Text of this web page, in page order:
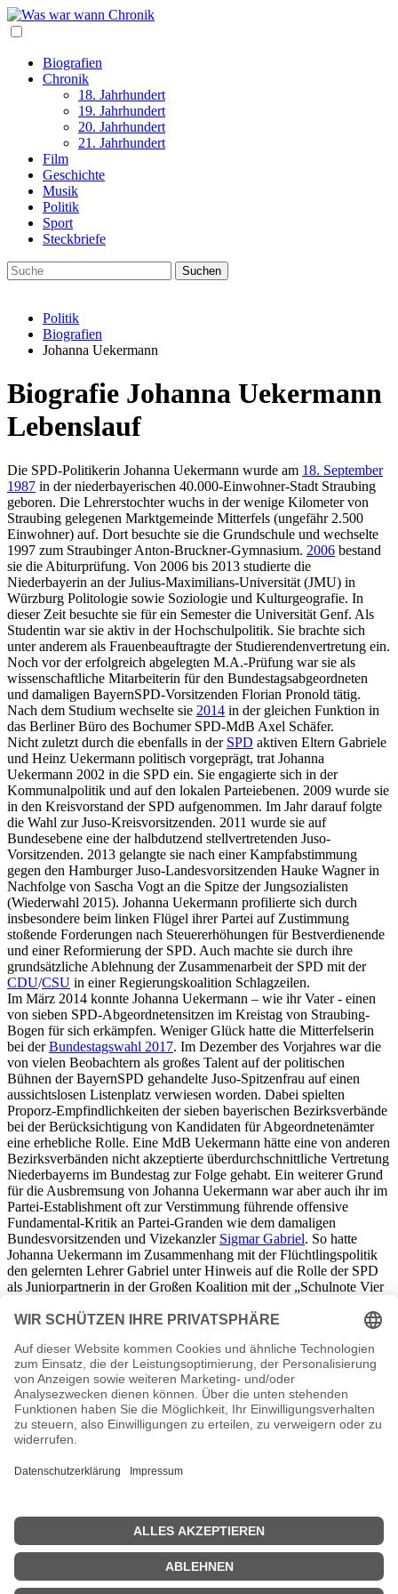
Biografien
Chronik
18. Jahrhundert
19. Jahrhundert
20. Jahrhundert
21. Jahrhundert
Film
Geschichte
Musik
Politik
Sport
Steckbriefe
Politik
Biografien
Johanna Uekermann
Biografie Johanna Uekermann
Lebenslauf
Die SPD-Politikerin Johanna Uekermann wurde am 18. September
1987 in der niederbayerischen 40.000-Einwohner-Stadt Straubing
geboren. Die Lehrerstochter wuchs in der wenige Kilometer von
Straubing gelegenen Marktgemeinde Mitterfels (ungefähr 2.500
Einwohner) auf. Dort besuchte sie die Grundschule und wechselte
1997 zum Straubinger Anton-Bruckner-Gymnasium. 2006 bestand
sie die Abiturprüfung. Von 2006 bis 2013 studierte die
Niederbayerin an der Julius-Maximilians-Universität (JMU) in
Würzburg Politologie sowie Soziologie und Kulturgeografie. In
dieser Zeit besuchte sie für ein Semester die Universität Genf. Als
Studentin war sie aktiv in der Hochschulpolitik. Sie brachte sich
unter anderem als Frauenbeauftragte der Studierendenvertretung ein.
Noch vor der erfolgreich abgelegten M.A.-Prüfung war sie als
wissenschaftliche Mitarbeiterin für den Bundestagsabgeordneten
und damaligen BayernSPD-Vorsitzenden Florian Pronold tätig.
Nach dem Studium wechselte sie 2014 in der gleichen Funktion in
das Berliner Büro des Bochumer SPD-MdB Axel Schäfer.
Nicht zuletzt durch die ebenfalls in der SPD aktiven Eltern Gabriele
und Heinz Uekermann politisch vorgeprägt, trat Johanna
Uekermann 2002 in die SPD ein. Sie engagierte sich in der
Kommunalpolitik und auf den lokalen Parteiebenen. 2009 wurde sie
in den Kreisvorstand der SPD aufgenommen. Im Jahr darauf folgte
die Wahl zur Juso-Kreisvorsitzenden. 2011 wurde sie auf
Bundesebene eine der halbdutzend stellvertretenden Juso-
Vorsitzenden. 2013 gelangte sie nach einer Kampfabstimmung
gegen den Hamburger Juso-Landesvorsitzenden Hauke Wagner in
Nachfolge von Sascha Vogt an die Spitze der Jungsozialisten
(Wiederwahl 2015). Johanna Uekermann profilierte sich durch
insbesondere beim linken Flügel ihrer Partei auf Zustimmung
stoßende Forderungen nach Steuererhöhungen für Bestverdienende
und einer Reformierung der SPD. Auch machte sie durch ihre
grundsätzliche Ablehnung der Zusammenarbeit der SPD mit der
CDU/CSU in einer Regierungskoalition Schlagzeilen.
Im März 2014 konnte Johanna Uekermann – wie ihr Vater - einen
von sieben SPD-Abgeordnetensitzen im Kreistag von Straubing-
Bogen für sich erkämpfen. Weniger Glück hatte die Mitterfelserin
bei derBundestagswahl 2017. Im Dezember des Vorjahres war die
von vielen Beobachtern als großes Talent auf der politischen
Bühnen der BayernSPD gehandelte Juso-Spitzenfrau auf einen
aussichtslosen Listenplatz verwiesen worden. Dabei spielten
Proporz-Empfindlichkeiten der sieben bayerischen Bezirksverbände
bei der Berücksichtigung von Kandidaten für Abgeordnetenämter
eine erhebliche Rolle. Eine MdB Uekermann hätte eine von anderen
Bezirksverbänden nicht akzeptierte überdurchschnittliche Vertretung
Niederbayerns im Bundestag zur Folge gehabt. Ein weiterer Grund
für die Ausbremsung von Johanna Uekermann war aber auch ihr im
Partei-Establishment oft zur Verstimmung führende offensive
Fundamental-Kritik an Partei-Granden wie dem damaligen
Bundesvorsitzenden und Vizekanzler Sigmar Gabriel. So hatte
Johanna Uekermann im Zusammenhang mit der Flüchtlingspolitik
den gelernten Lehrer Gabriel unter Hinweis auf die Rolle der SPD
als Juniorpartnerin in der Großen Koalition mit der „Schulnote Vier
Johanna Uekermann, die im Mai 2017zur Vize-Vorsitzenden der
Jahres bekannt, nicht wieder für den Juso-Bundesvorsitz zu
kandidieren. Damit machte die 30-jährige den Weg für ihren
bisherigen Stellvertreter Kevin Kühnert frei. Kühnert löste sie am
24. November 2017 als Juso-Chef ab. Zwei Wochen später wählte
der Bundesparteitag die als Parteireformerin antretende SPD-Linke
Uekermann als Beisitzerin des 45-köpfigen Parteivorstands und des
14-köpfigen Parteipräsidiums in die Führungszirkel der Partei auf
Johanna Uekermann Bücher
n.n.v.